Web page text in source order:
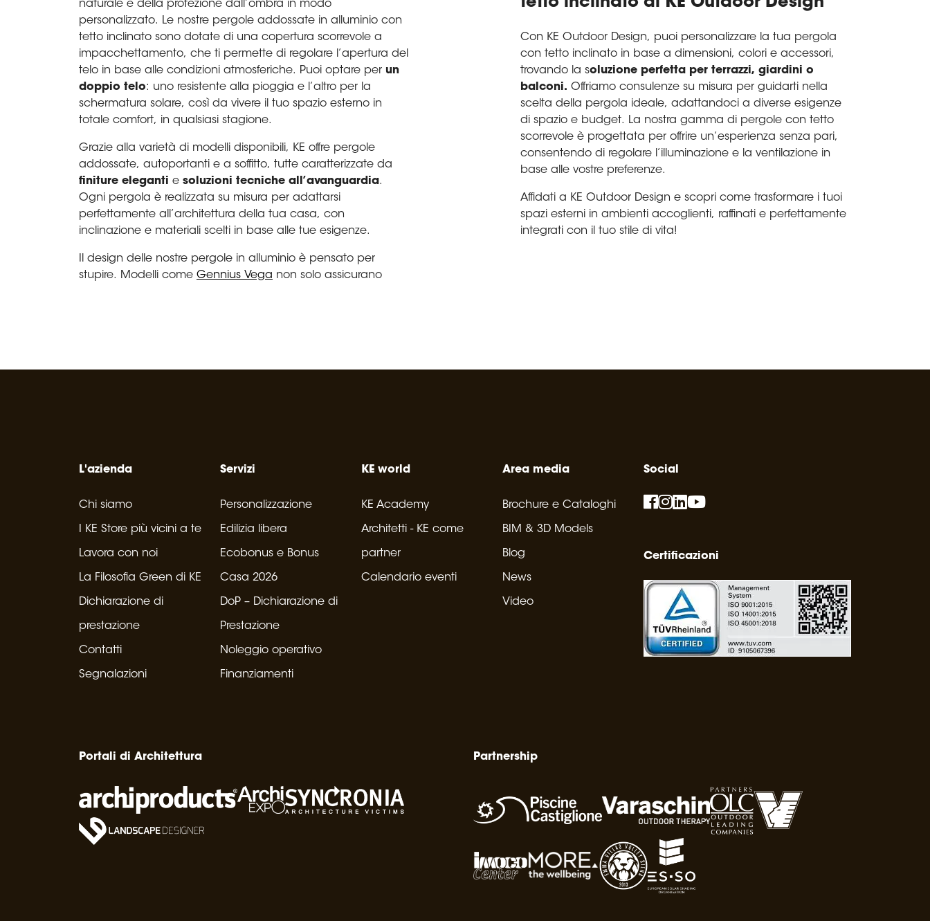
naturale e della protezione dall’ombra in modo
personalizzato. Le nostre pergole addossate in alluminio con
tetto inclinato sono dotate di una copertura scorrevole a
impacchettamento, che ti permette di regolare l’apertura del
telo in base alle condizioni atmosferiche. Puoi optare per un
doppio telo: uno resistente alla pioggia e l’altro per la
schermatura solare, così da vivere il tuo spazio esterno in
totale comfort, in qualsiasi stagione.
Grazie alla varietà di modelli disponibili, KE offre pergole
addossate, autoportanti e a soffitto, tutte caratterizzate da
finiture eleganti e soluzioni tecniche all’avanguardia.
Ogni pergola è realizzata su misura per adattarsi
perfettamente all’architettura della tua casa, con
inclinazione e materiali scelti in base alle tue esigenze.
Il design delle nostre pergole in alluminio è pensato per
stupire. Modelli come Gennius Vega non solo assicurano
Con KE Outdoor Design, puoi personalizzare la tua pergola
con tetto inclinato in base a dimensioni, colori e accessori,
trovando la soluzione perfetta per terrazzi, giardini o
balconi. Offriamo consulenze su misura per guidarti nella
scelta della pergola ideale, adattandoci a diverse esigenze
di spazio e budget. La nostra gamma di pergole con tetto
scorrevole è progettata per offrire un’esperienza senza pari,
consentendo di regolare l’illuminazione e la ventilazione in
base alle vostre preferenze.
Affidati a KE Outdoor Design e scopri come trasformare i tuoi
spazi esterni in ambienti accoglienti, raffinati e perfettamente
integrati con il tuo stile di vita!
L'azienda
Chi siamo
I KE Store più vicini a te
Lavora con noi
La Filosofia Green di KE
Dichiarazione di
prestazione
Contatti
Segnalazioni
Servizi
Personalizzazione
Edilizia libera
Ecobonus e Bonus
Casa 2026
DoP – Dichiarazione di
Prestazione
Noleggio operativo
Finanziamenti
KE world
KE Academy
Architetti - KE come
partner
Calendario eventi
Area media
Brochure e Cataloghi
BIM & 3D Models
Blog
News
Video
Social
Certificazioni
Portali di Architettura Partnership